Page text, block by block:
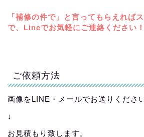
「補修の件で」と言ってもらえれば
で、Lineでお気軽にご連絡ください！
ご依頼方法
画像をLINE・メールでお送りください
↓
お見積もり致します。